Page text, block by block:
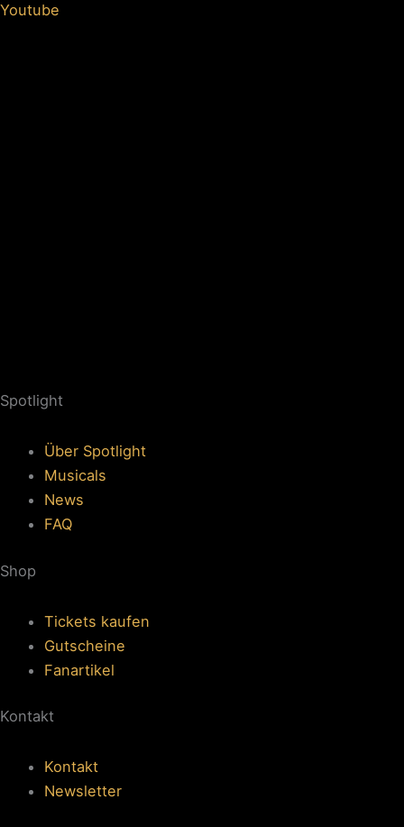
Youtube
Spotlight
Über Spotlight
Musicals
News
FAQ
Shop
Tickets kaufen
Gutscheine
Fanartikel
Kontakt
Kontakt
Newsletter